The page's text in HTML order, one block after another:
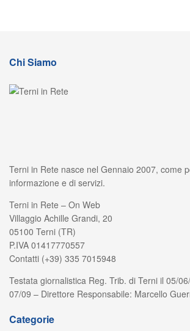
Chi Siamo
Terni in Rete nasce nel Gennaio 2007, come
informazione e di servizi.
Terni in Rete – On Web
Villaggio Achille Grandi, 20
05100 Terni (TR)
P.IVA 01417770557
Contatti (+39) 335 7015948
Testata giornalistica Reg. Trib. di Terni il 05/
07/09 – Direttore Responsabile: Marcello
Categorie